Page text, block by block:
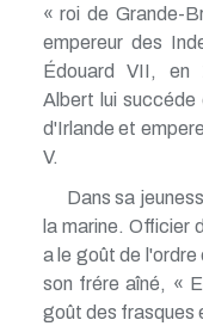
« roi de Grande-
empereur des
Édouard VII,
Albert lui
d'Irlande et
V.
Dans sa
la marine. Officier
a le goût de
son frére aîné, «
goût des frasques